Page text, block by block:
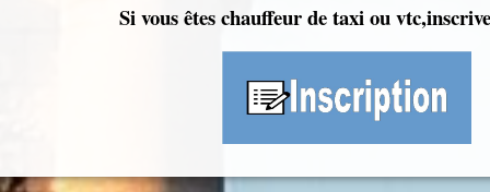
Si vous êtes chauffeur de taxi ou